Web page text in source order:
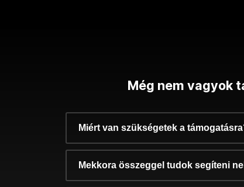
Még nem vagyok
Miért van szükségetek a
Mekkora összeggel tudok segíteni